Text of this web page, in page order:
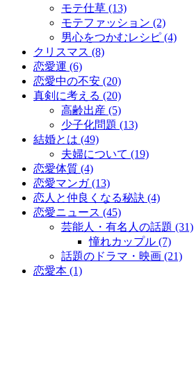
モテ仕草 (13)
モテファッション (2)
男心をつかむレシピ (4)
クリスマス (8)
恋愛運 (6)
恋愛中の不安 (20)
真剣に考える (20)
高齢出産 (5)
少子化問題 (13)
結婚とは (49)
夫婦について (19)
恋愛体質 (4)
恋愛マンガ (13)
恋人と仲良くなる秘訣 (4)
恋愛ニュース (45)
芸能人・有名人の話題 (31)
憧れカップル (7)
話題のドラマ・映画 (21)
恋愛本 (1)